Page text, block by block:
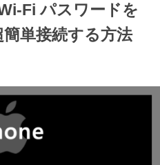
Fi パスワードを
単接続する方法